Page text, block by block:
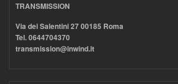
TRANSMISSION
Via dei Salentini 27 00185 Roma
Tel. 0644704370
transmission@inwind.it